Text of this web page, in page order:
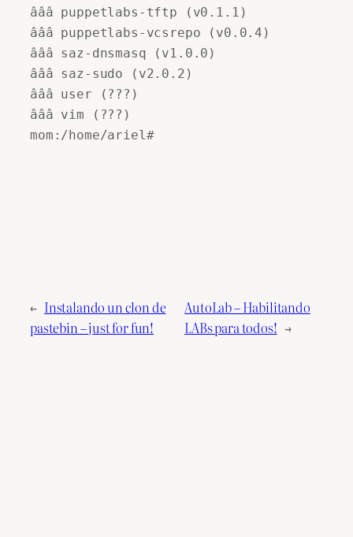
âââ puppetlabs-tftp (v0.1.1)
âââ puppetlabs-vcsrepo (v0.0.4)
âââ saz-dnsmasq (v1.0.0)
âââ saz-sudo (v2.0.2)
âââ user (???)
âââ vim (???)
mom:/home/ariel#
← Instalando un clon de
pastebin – just for fun!
AutoLab – Habilitando
LABs para todos! →